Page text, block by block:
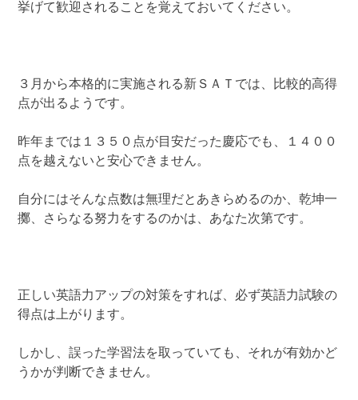
挙げて歓迎されることを覚えておいてください。
３月から本格的に実施される新ＳＡＴでは、比較的高得
点が出るようです。
昨年までは１３５０点が目安だった慶応でも、１４００
点を越えないと安心できません。
自分にはそんな点数は無理だとあきらめるのか、乾坤一
擲、さらなる努力をするのかは、あなた次第です。
正しい英語力アップの対策をすれば、必ず英語力試験の
得点は上がります。
しかし、誤った学習法を取っていても、それが有効かど
うかが判断できません。